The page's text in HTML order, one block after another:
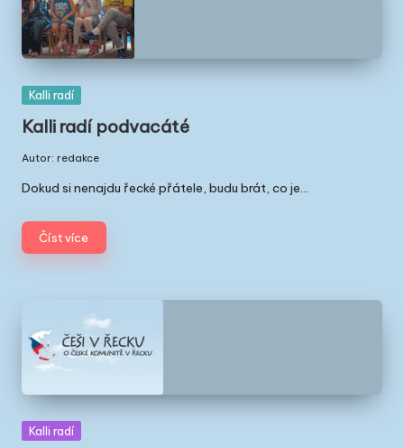
Posted
Kalli radí
Kalli radí podvacáté
Posted
by
Autor: redakce
Dokud si nenajdu řecké přátele, budu brát, co je…
Číst více
Posted
Kalli radí